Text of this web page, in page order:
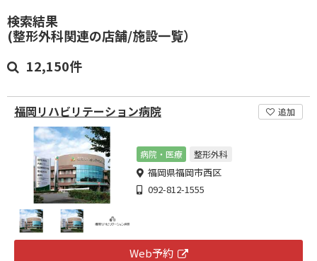
検索結果
(整形外科関連の店舗/施設一覧）
12,150件
福岡リハビリテーション病院 追加
病院・医療 整形外科
福岡県福岡市西区
092-812-1555
Web予約